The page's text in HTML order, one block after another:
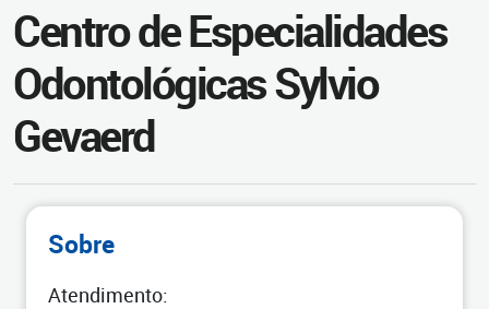
Centro de Especialidades
Odontológicas Sylvio
Gevaerd
Sobre
Atendimento: